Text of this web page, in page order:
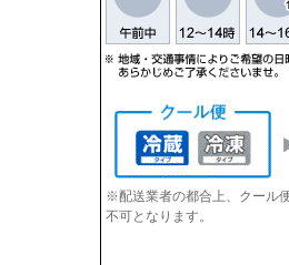
※配送業者の都合上、クール
不可となります。